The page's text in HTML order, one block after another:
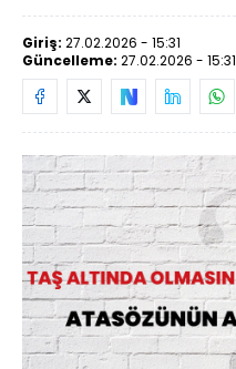
Giriş: 27.02.2026 - 15:31
Güncelleme: 27.02.2026 - 15:31